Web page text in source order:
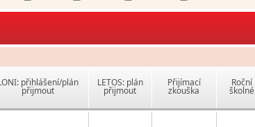
přihlášení/plán
přijmout
LETOS: plán
přijmout
Přijímací
zkouška
Roční
školné